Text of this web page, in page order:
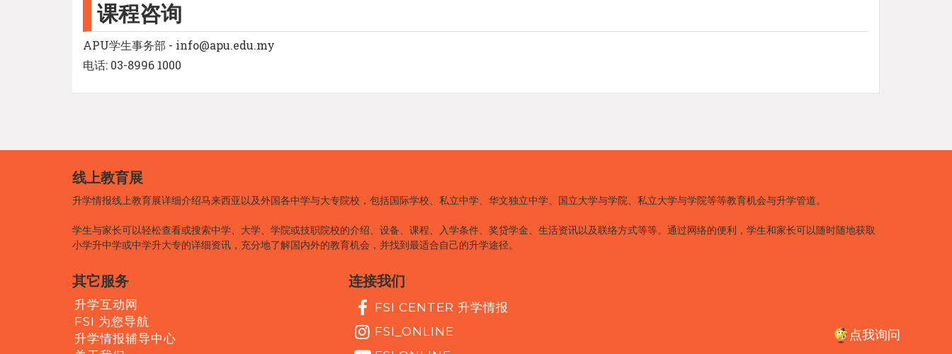
课程咨询
APU学生事务部 - info@apu.edu.my
电话: 03-8996 1000
点我询问
线上教育展
升学情报线上教育展详细介绍马来西亚以及外国各中学与大专院校，包括国际学校、私立中学、华文独立中学、国立大学与学院、私立大学与学院等等教育机会与升学管道。
学生与家长可以轻松查看或搜索中学、大学、学院或技职院校的介绍、设备、课程、入学条件、奖贷学金、生活资讯以及联络方式等等。通过网络的便利，学生和家长可以随时随地获取
小学升中学或中学升大专的详细资讯，充分地了解国内外的教育机会，并找到最适合自己的升学途径。
其它服务
升学互动网
FSI 为您导航
升学情报辅导中心
连接我们
FSI CENTER 升学情报
FSI_ONLINE